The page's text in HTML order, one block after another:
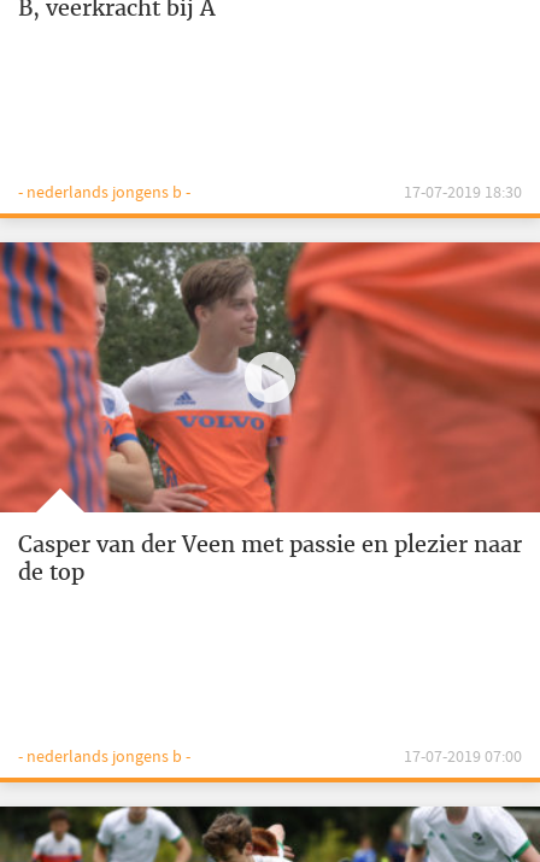
B, veerkracht bij A
- nederlands jongens b - 17-07-2019 18:30
Casper van der Veen met passie en plezier naar
de top
- nederlands jongens b - 17-07-2019 07:00